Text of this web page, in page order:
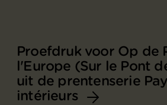
Proefdruk voor Op de
l'Europe (Sur le Pont
uit de prentenserie
intérieurs